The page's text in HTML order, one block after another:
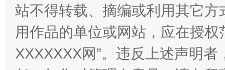
站不得转载、摘编或利用其它
用作品的单位或网站，应在授
XXXXXXX网”。违反上述声明